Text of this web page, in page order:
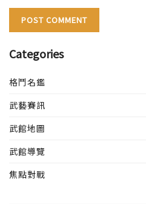
Categories
格鬥名鑑
武藝賽訊
武館地圖
武館導覽
焦點對戰